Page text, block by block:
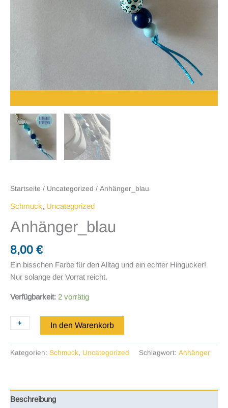
Startseite / Uncategorized / Anhänger_blau
Schmuck, Uncategorized
Anhänger_blau
8,00 €
Ein bisschen Farbe für den Alltag und ein echter Hingucker!
Nur solange der Vorrat reicht.
Verfügbarkeit: 2 vorrätig
-
Anhänger_blau
+ In den Warenkorb
Kategorien: Schmuck, Uncategorized Schlagwort: Anhänger
Beschreibung